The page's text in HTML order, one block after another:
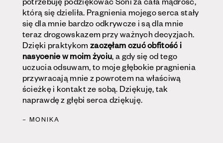
potrzebuję podziękować Soni za cała mądrość,
którą się dzieliła. Pragnienia mojego serca stały
się dla mnie bardzo odkrywcze i są dla mnie
teraz drogowskazem przy ważnych decyzjach.
Dzięki praktykom zaczęłam czuć obfitość i
nasycenie w moim życiu, a gdy się od tego
uczucia odsuwam, to moje głębokie pragnienia
przywracają mnie z powrotem na właściwą
ścieżkę i kontakt ze sobą. Dziękuję, tak
naprawdę z głębi serca dziękuję.
– MONIKA